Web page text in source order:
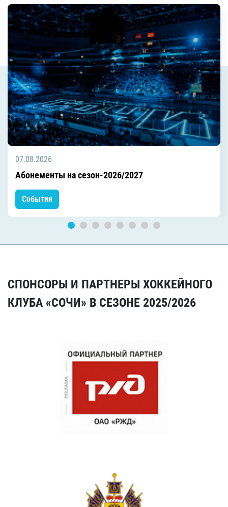
07.08.2026
Абонементы на сезон-2026/2027
События
СПОНСОРЫ И ПАРТНЕРЫ ХОККЕЙНОГО
КЛУБА «СОЧИ» В СЕЗОНЕ 2025/2026